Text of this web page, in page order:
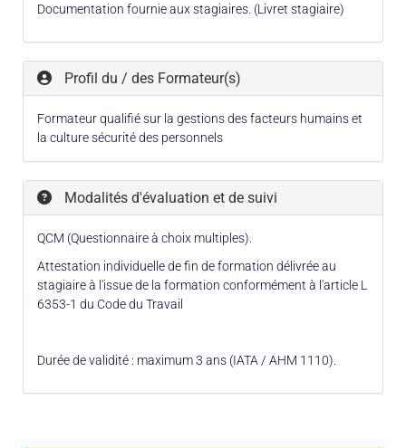
Documentation fournie aux stagiaires. (Livret stagiaire)
Profil du / des Formateur(s)
Formateur qualifié sur la gestions des facteurs humains et
la culture sécurité des personnels
Modalités d'évaluation et de suivi
QCM (Questionnaire à choix multiples).
Attestation individuelle de fin de formation délivrée au
stagiaire à l'issue de la formation conformément à l'article L
6353-1 du Code du Travail
Durée de validité : maximum 3 ans (IATA / AHM 1110).